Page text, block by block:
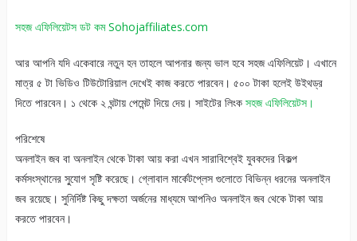
সহজ এফিলিয়েটস ডট কম Sohojaffiliates.com
আর আপনি যদি একেবারে নতুন হন তাহলে আপনার জন্য ভাল হবে সহজ এফিলিয়েট। এখানে
মাত্র ৫ টা ভিডিও টিউটোরিয়াল দেখেই কাজ করতে পারবেন। ৫০০ টাকা হলেই উইথড্র
দিতে পারবেন। ১ থেকে ২ ঘন্টায় পেমেন্ট দিয়ে দেয়। সাইটের লিংক সহজ এফিলিয়েটস।
পরিশেষে
অনলাইন জব বা অনলাইন থেকে টাকা আয় করা এখন সারাবিশ্বেই যুবকদের বিকল্প
কর্মসংস্থানের সু্যোগ সৃষ্টি করেছে। গ্লোবাল মার্কেটপ্লেস গুলোতে বিভিন্ন ধরনের অনলাইন
জব রয়েছে। সুনির্দিষ্ট কিছু দক্ষতা অর্জনের মাধ্যমে আপনিও অনলাইন জব থেকে টাকা আয়
করতে পারবেন।